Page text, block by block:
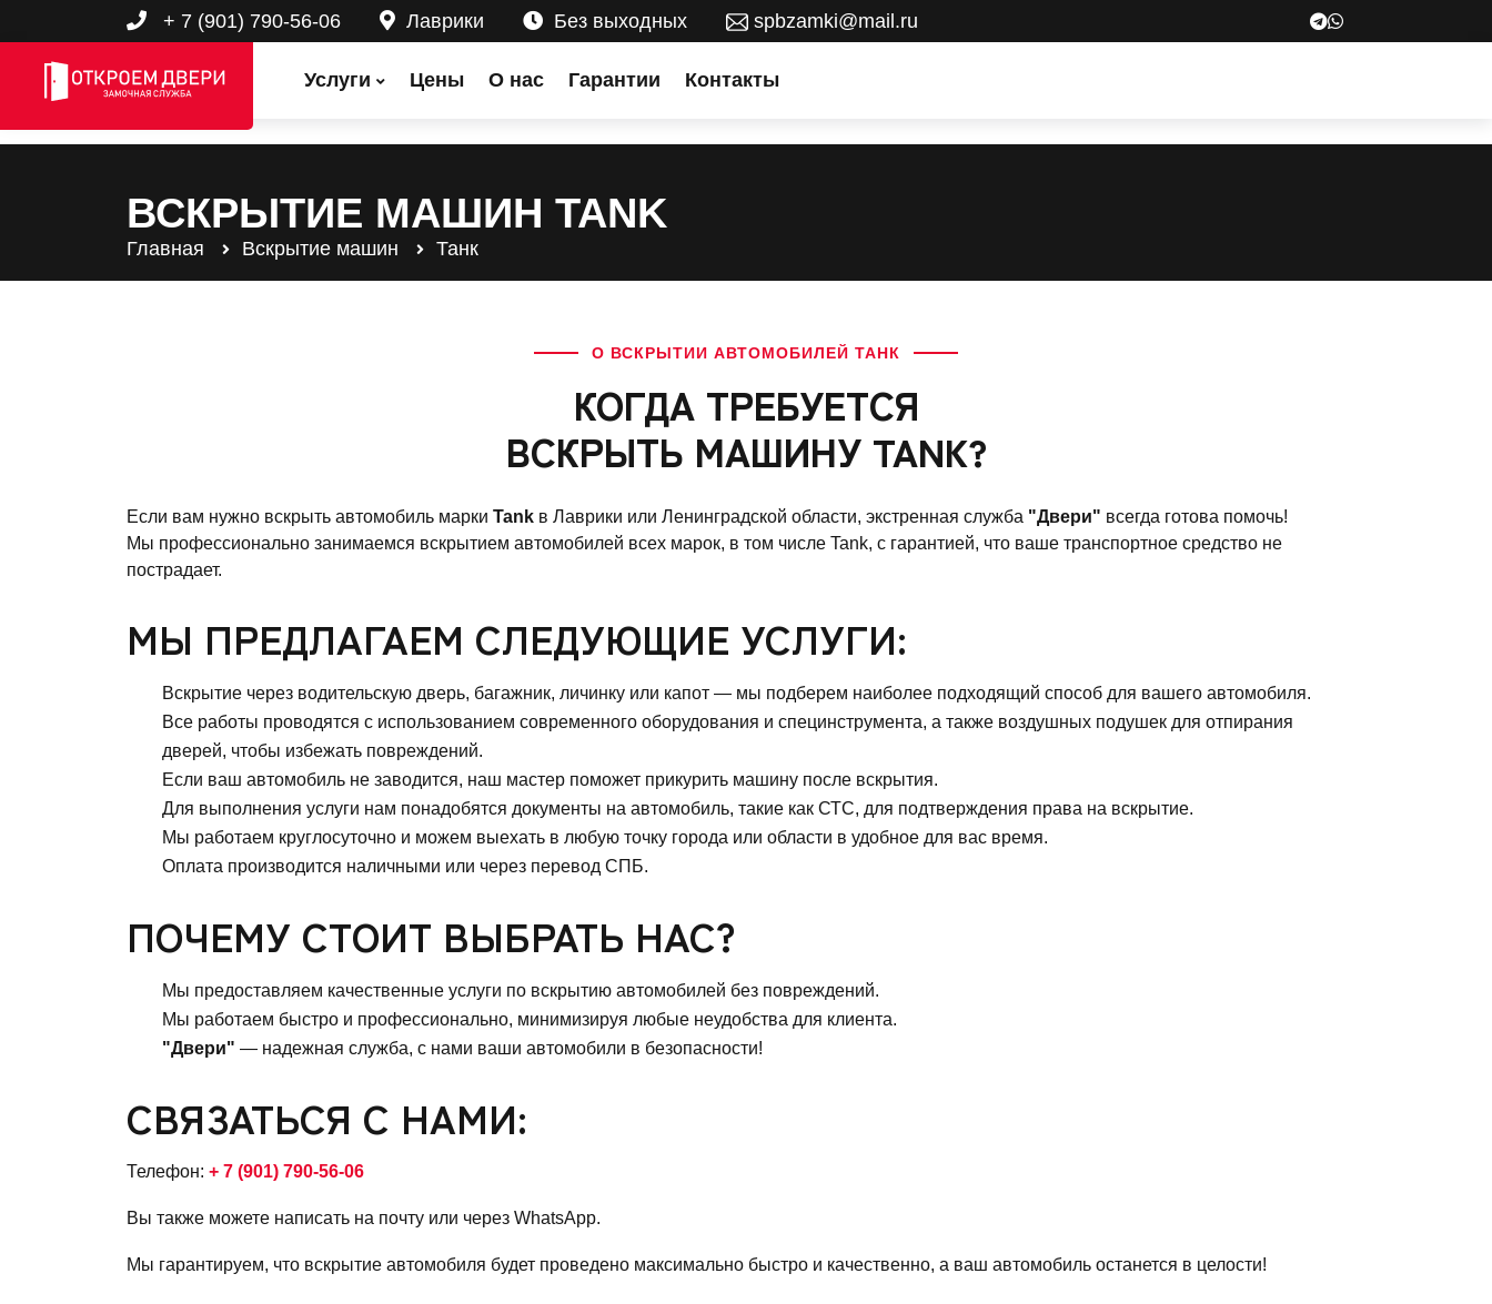
+ 7 (901) 790-56-06 Лаврики Без выходных spbzamki@mail.ru
Услуги Цены О нас Гарантии Контакты
ВСКРЫТИЕ МАШИН TANK
Главная Вскрытие машин Танк
О ВСКРЫТИИ АВТОМОБИЛЕЙ ТАНК
КОГДА ТРЕБУЕТСЯ
ВСКРЫТЬ МАШИНУ TANK?
Если вам нужно вскрыть автомобиль марки Tank в Лаврики или Ленинградской области, экстренная служба "Двери" всегда готова помочь!
Мы профессионально занимаемся вскрытием автомобилей всех марок, в том числе Tank, с гарантией, что ваше транспортное средство не
пострадает.
МЫ ПРЕДЛАГАЕМ СЛЕДУЮЩИЕ УСЛУГИ:
Вскрытие через водительскую дверь, багажник, личинку или капот — мы подберем наиболее подходящий способ для вашего автомобиля.
Все работы проводятся с использованием современного оборудования и специнструмента, а также воздушных подушек для отпирания
дверей, чтобы избежать повреждений.
Если ваш автомобиль не заводится, наш мастер поможет прикурить машину после вскрытия.
Для выполнения услуги нам понадобятся документы на автомобиль, такие как СТС, для подтверждения права на вскрытие.
Мы работаем круглосуточно и можем выехать в любую точку города или области в удобное для вас время.
Оплата производится наличными или через перевод СПБ.
ПОЧЕМУ СТОИТ ВЫБРАТЬ НАС?
Мы предоставляем качественные услуги по вскрытию автомобилей без повреждений.
Мы работаем быстро и профессионально, минимизируя любые неудобства для клиента.
"Двери" — надежная служба, с нами ваши автомобили в безопасности!
СВЯЗАТЬСЯ С НАМИ:
Телефон: + 7 (901) 790-56-06
Вы также можете написать на почту или через WhatsApp.
Мы гарантируем, что вскрытие автомобиля будет проведено максимально быстро и качественно, а ваш автомобиль останется в целости!